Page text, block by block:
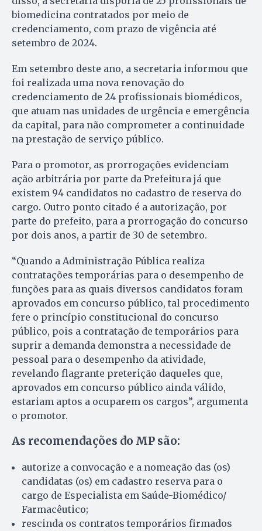
biomedicina contratados por meio de
credenciamento, com prazo de vigência até
setembro de 2024.
Em setembro deste ano, a secretaria informou que
foi realizada uma nova renovação do
credenciamento de 24 profissionais biomédicos,
que atuam nas unidades de urgência e emergência
da capital, para não comprometer a continuidade
na prestação de serviço público.
Para o promotor, as prorrogações evidenciam
ação arbitrária por parte da Prefeitura já que
existem 94 candidatos no cadastro de reserva do
cargo. Outro ponto citado é a autorização, por
parte do prefeito, para a prorrogação do concurso
por dois anos, a partir de 30 de setembro.
“Quando a Administração Pública realiza
contratações temporárias para o desempenho de
funções para as quais diversos candidatos foram
aprovados em concurso público, tal procedimento
fere o princípio constitucional do concurso
público, pois a contratação de temporários para
suprir a demanda demonstra a necessidade de
pessoal para o desempenho da atividade,
revelando flagrante preterição daqueles que,
aprovados em concurso público ainda válido,
estariam aptos a ocuparem os cargos”, argumenta
o promotor.
As recomendações do MP são:
autorize a convocação e a nomeação das (os)
candidatas (os) em cadastro reserva para o
cargo de Especialista em Saúde-Biomédico/
Farmacêutico;
rescinda os contratos temporários firmados